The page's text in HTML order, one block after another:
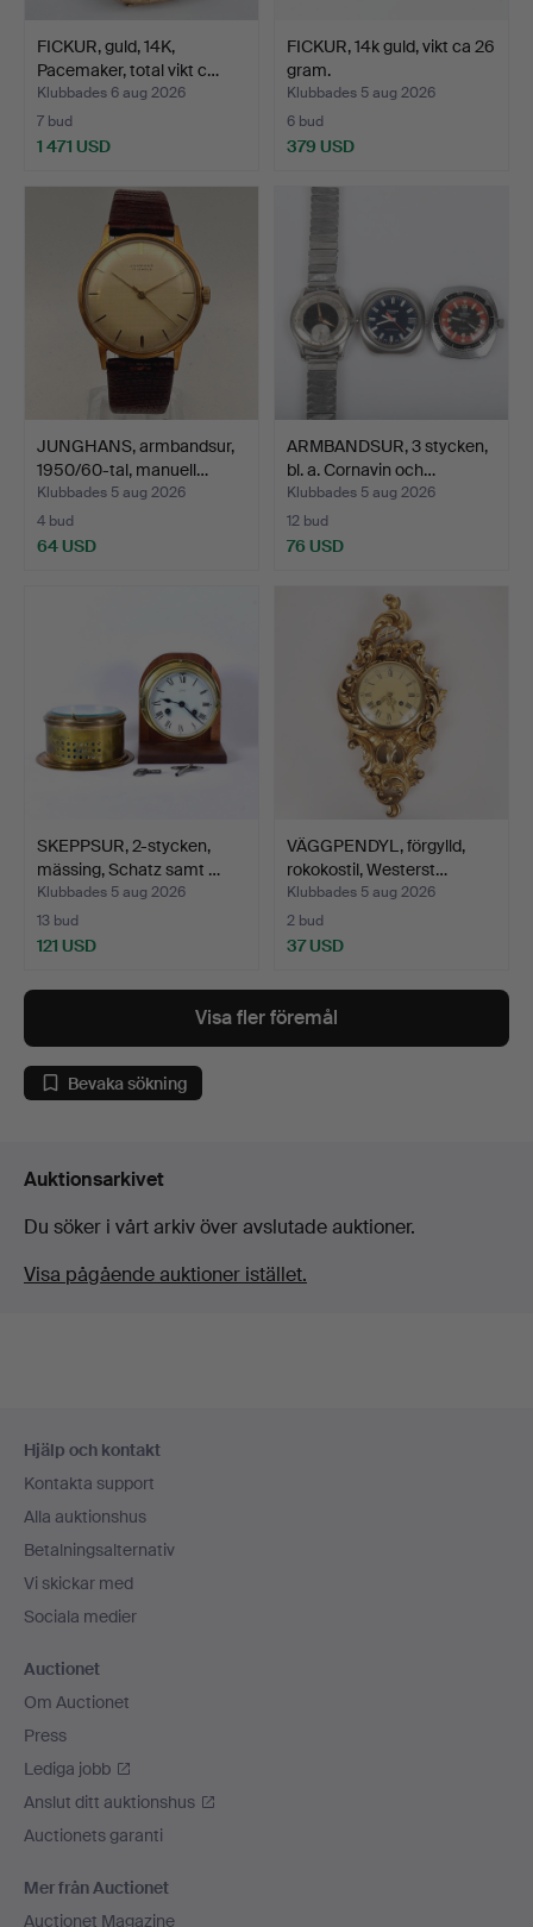
FICKUR, guld, 14K,
Pacemaker, total vikt c…
Klubbades 6 aug 2026
7 bud
1 471 USD
FICKUR, 14k guld, vikt ca 26
gram.
Klubbades 5 aug 2026
6 bud
379 USD
JUNGHANS, armbandsur,
1950/60-tal, manuell…
Klubbades 5 aug 2026
4 bud
64 USD
ARMBANDSUR, 3 stycken,
bl. a. Cornavin och…
Klubbades 5 aug 2026
12 bud
76 USD
SKEPPSUR, 2-stycken,
mässing, Schatz samt …
Klubbades 5 aug 2026
13 bud
121 USD
VÄGGPENDYL, förgylld,
rokokostil, Westerst…
Klubbades 5 aug 2026
2 bud
37 USD
Visa fler föremål
Bevaka sökning
Auktionsarkivet
Du söker i vårt arkiv över avslutade auktioner.
Visa pågående auktioner istället.
Hjälp och kontakt
Kontakta support
Alla auktionshus
Betalningsalternativ
Vi skickar med
Sociala medier
Auctionet
Om Auctionet
Press
Lediga jobb
Anslut ditt auktionshus
Auctionets garanti
Mer från Auctionet
Auctionet Magazine